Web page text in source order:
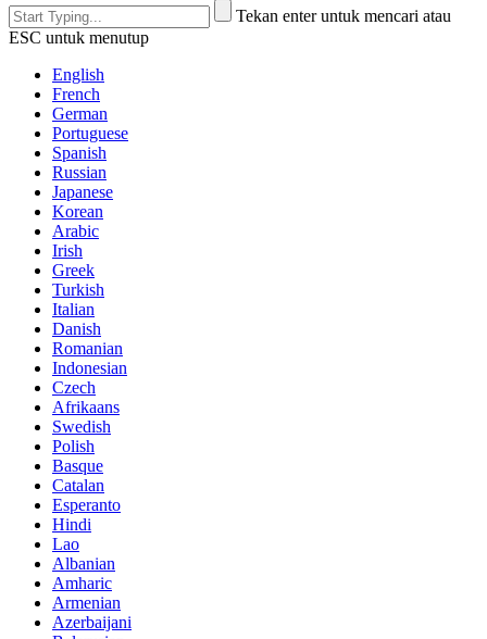
Tekan enter untuk mencari atau
ESC untuk menutup
English
French
German
Portuguese
Spanish
Russian
Japanese
Korean
Arabic
Irish
Greek
Turkish
Italian
Danish
Romanian
Indonesian
Czech
Afrikaans
Swedish
Polish
Basque
Catalan
Esperanto
Hindi
Lao
Albanian
Amharic
Armenian
Azerbaijani